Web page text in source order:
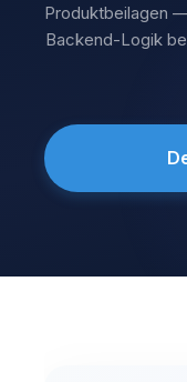
Produktbeilagen
Backend-Logik